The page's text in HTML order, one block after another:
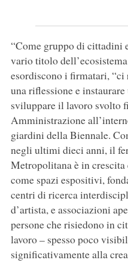
“Come gruppo di cittadini
vario titolo
esordiscono i firmatari,
una riflessione e
sviluppare il lavoro svolto
Amministrazione
giardini della Biennale.
negli ultimi dieci anni, il
Metropolitana è in crescita
come spazi espositivi,
centri di ricerca
d’artista, e associazioni
persone che risiedono in
lavoro – spesso poco
significativamente alla